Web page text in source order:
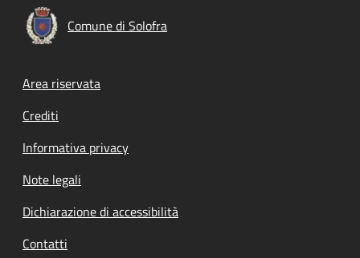
Comune di Solofra
Footer menu
Area riservata
Crediti
Informativa privacy
Note legali
Dichiarazione di accessibilità
Contatti